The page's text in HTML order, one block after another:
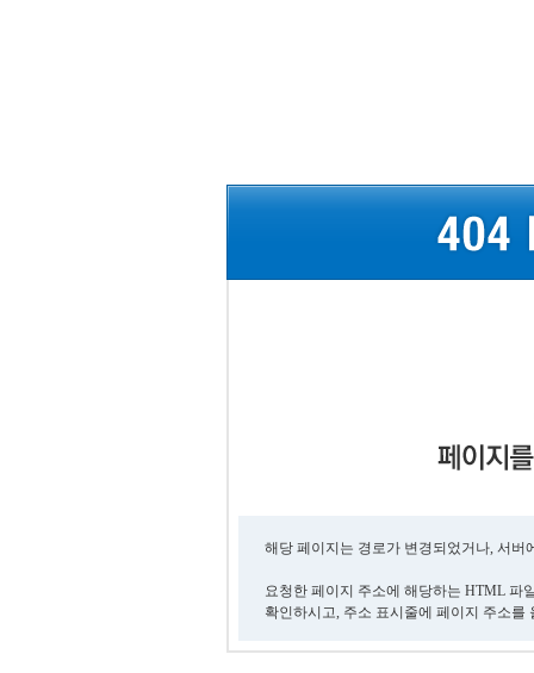
해당 페이지는 경로가 변경되었거나, 서
요청한 페이지 주소에 해당하는 HTML 파
확인하시고, 주소 표시줄에 페이지 주소